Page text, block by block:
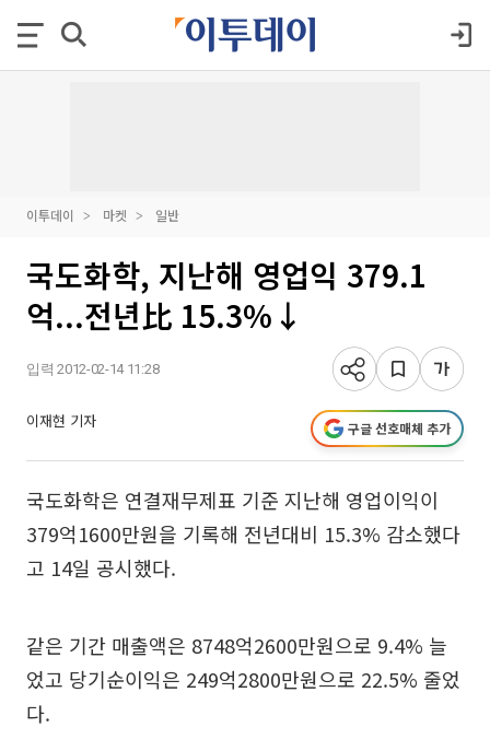
이투데이 마켓 일반
국도화학, 지난해 영업익 379.1
억...전년比 15.3%↓
입력 2012-02-14 11:28
이재현 기자 구글 선호매체 추가
국도화학은 연결재무제표 기준 지난해 영업이익이
379억1600만원을 기록해 전년대비 15.3% 감소했다
고 14일 공시했다.
같은 기간 매출액은 8748억2600만원으로 9.4% 늘
었고 당기순이익은 249억2800만원으로 22.5% 줄었
다.